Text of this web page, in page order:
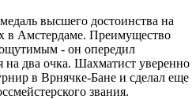
высшего достоинства на
в Амстердаме. Преимущество
- он опередил
на два очка. Шахматист уверенно
в Врнячке-Бане и сделал еще
звания.